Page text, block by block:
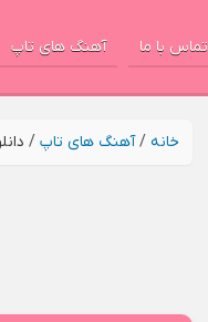
تماس با ما آهنگ های تاپ
خانه /آهنگ های تاپ /